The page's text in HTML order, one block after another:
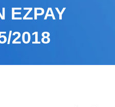
EZPAY
2018